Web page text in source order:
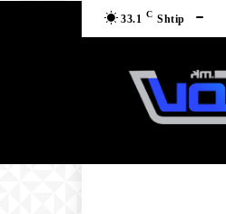
33.1 C Shtip